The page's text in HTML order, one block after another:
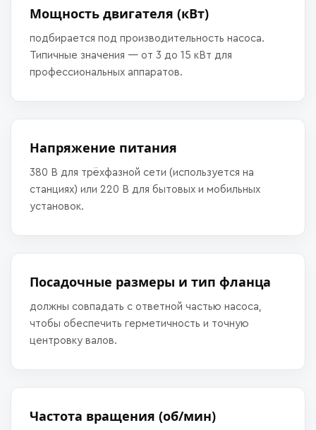
Мощность двигателя (кВт)
подбирается под производительность насоса.
Типичные значения — от 3 до 15 кВт для
профессиональных аппаратов.
Напряжение питания
380 В для трёхфазной сети (используется на
станциях) или 220 В для бытовых и мобильных
установок.
Посадочные размеры и тип фланца
должны совпадать с ответной частью насоса,
чтобы обеспечить герметичность и точную
центровку валов.
Частота вращения (об/мин)